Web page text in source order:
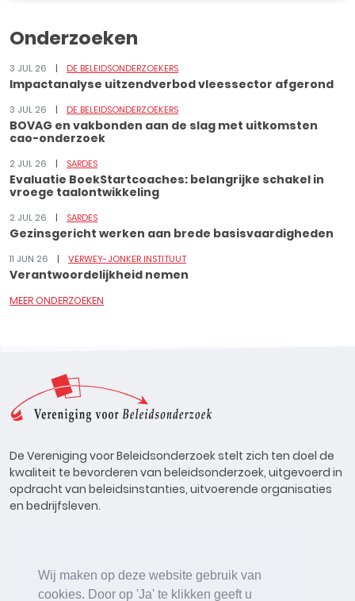
Wij maken op deze website gebruik van
cookies. Door op 'Ja' te klikken geeft u
Onderzoeken
3 JUL 26 DE BELEIDSONDERZOEKERS
Impactanalyse uitzendverbod vleessector afgerond
3 JUL 26 DE BELEIDSONDERZOEKERS
BOVAG en vakbonden aan de slag met uitkomsten
cao-onderzoek
2 JUL 26 SARDES
Evaluatie BoekStartcoaches: belangrijke schakel in
vroege taalontwikkeling
2 JUL 26 SARDES
Gezinsgericht werken aan brede basisvaardigheden
11 JUN 26 VERWEY-JONKER INSTITUUT
Verantwoordelijkheid nemen
MEER ONDERZOEKEN
De Vereniging voor Beleidsonderzoek stelt zich ten doel de
kwaliteit te bevorderen van beleidsonderzoek, uitgevoerd in
opdracht van beleidsinstanties, uitvoerende organisaties
en bedrijfsleven.